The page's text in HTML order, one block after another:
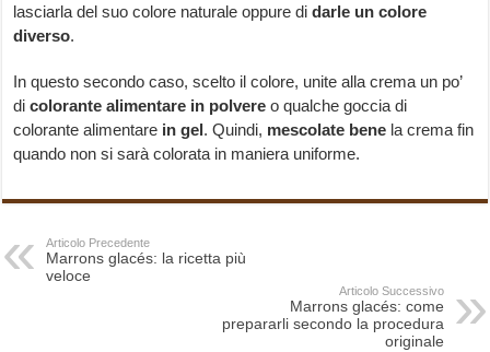
lasciarla del suo colore naturale oppure didarle un colore
diverso.
In questo secondo caso, scelto il colore, unite alla crema un po’
dicolorante alimentare in polvere o qualche goccia di
colorante alimentare in gel. Quindi, mescolate bene la crema fin
quando non si sarà colorata in maniera uniforme.
Articolo Precedente
Marrons glacés: la ricetta più
veloce
Articolo Successivo
Marrons glacés: come
prepararli secondo la procedura
originale